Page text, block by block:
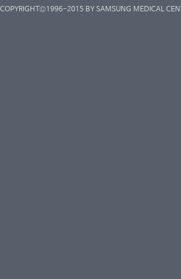
COPYRIGHT©1996-2015 BY SAMSUNG MEDICAL